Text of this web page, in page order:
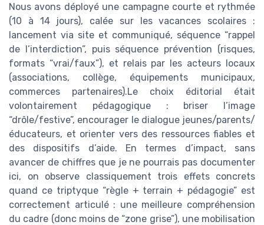
Nous avons déployé une campagne courte et rythmée
(10 à 14 jours), calée sur les vacances scolaires :
lancement via site et communiqué, séquence “rappel
de l’interdiction”, puis séquence prévention (risques,
formats “vrai/faux”), et relais par les acteurs locaux
(associations, collège, équipements municipaux,
commerces partenaires).Le choix éditorial était
volontairement pédagogique : briser l’image
“drôle/festive”, encourager le dialogue jeunes/parents/
éducateurs, et orienter vers des ressources fiables et
des dispositifs d’aide. En termes d’impact, sans
avancer de chiffres que je ne pourrais pas documenter
ici, on observe classiquement trois effets concrets
quand ce triptyque “règle + terrain + pédagogie” est
correctement articulé : une meilleure compréhension
du cadre (donc moins de “zone grise”), une mobilisation